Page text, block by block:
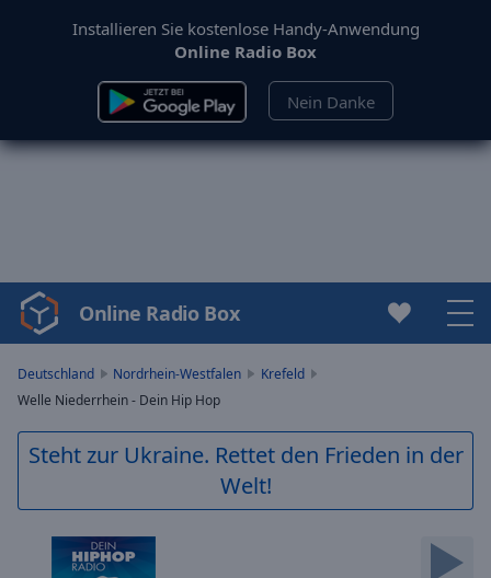
Installieren Sie kostenlose Handy-Anwendung
Online Radio Box
Nein Danke
Video
Player
loading.
Video
Play
Backward
Online Radio Box
Deutschland Nordrhein-Westfalen
Krefeld
Welle Niederrhein - Dein Hip Hop
Steht zur Ukraine. Rettet den Frieden in der
Welt!